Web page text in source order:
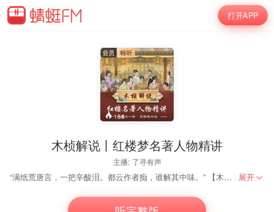
打开APP
158
木桢解说丨红楼梦名著人物精讲
主播: 了寻有声
“满纸荒唐言，一把辛酸泪。都云作者痴，谁解其中味。” 【木桢解说|红楼名著人物精讲】，每集一位红楼人物，读者视角看红楼，你会发现或许这些人物就在你的身边。 更有甚者，你也许还可以在我们讲的红楼人物身上，找到你自己的影子。 这是他们的故事，也是我们的故事。 展开